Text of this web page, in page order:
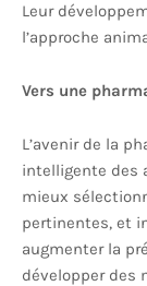
Leur
l’approche
Vers une
L’avenir de la
intelligente des
mieux
pertinentes, et
augmenter la
développer des